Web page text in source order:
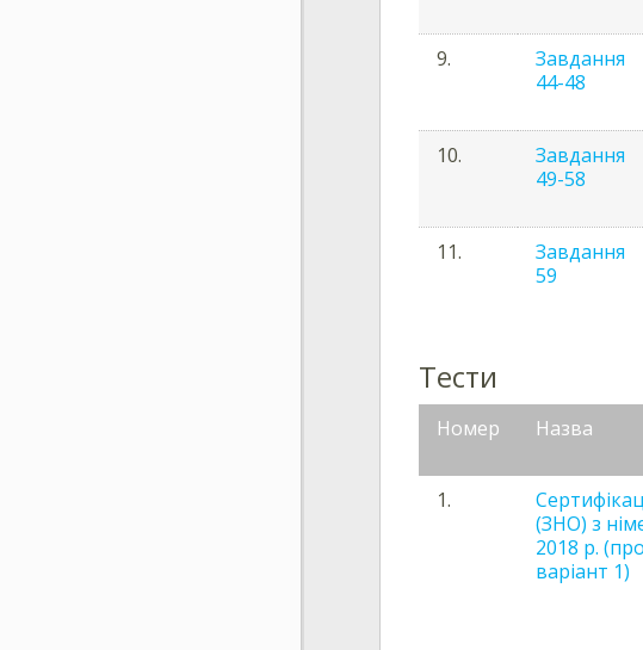
9.
Завдання
44-48
10.
Завдання
49-58
11.
Завдання
59
Тести
Номер Назва
1.
(ЗНО) з
2018 р.
варіант 1)